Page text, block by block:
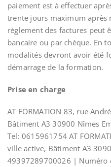
paiement est à effectuer
trente jours maximum après
règlement des factures peut
bancaire ou par chèque. En
modalités devront avoir été
démarrage de la formation.
Prise en charge
AT FORMATION 83, rue
Bâtiment A3 30900 Nîmes
Tel: 0615961754 AT
ville active, Bâtiment A3
49397289700026 | Numéro